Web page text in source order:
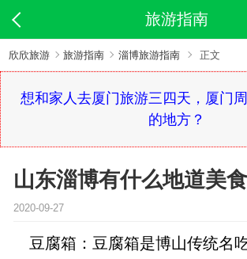
旅游指南
欣欣旅游 旅游指南 淄博旅游指南 正文
想和家人去厦门旅游三四天，厦门
的地方？
山东淄博有什么地道美食
2020-09-27
豆腐箱：豆腐箱是博山传统名